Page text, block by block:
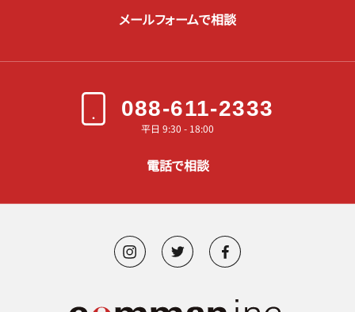
メールフォームで相談
088-611-2333
平日 9:30 - 18:00
電話で相談